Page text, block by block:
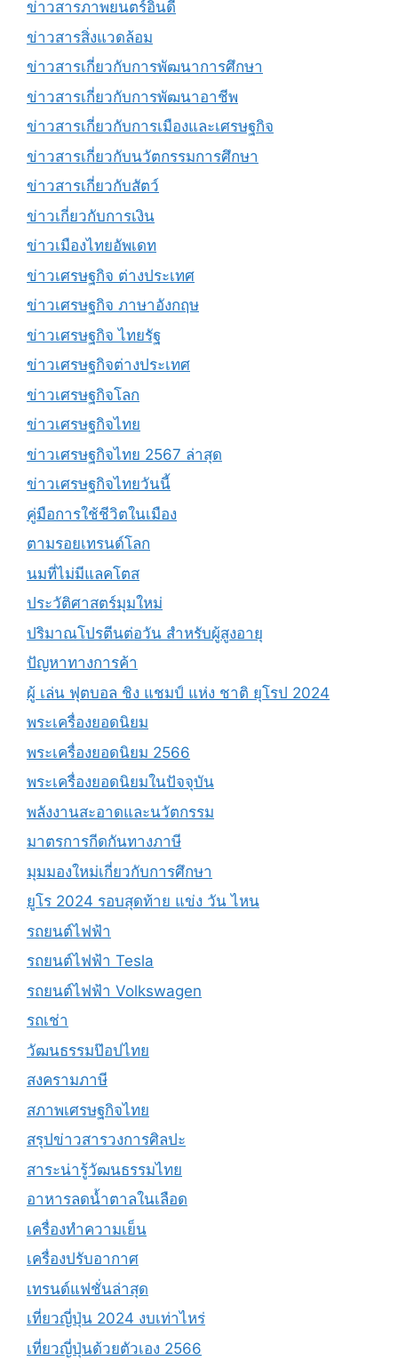
ข่าวสารภาพยนตร์อินดี้
ข่าวสารสิ่งแวดล้อม
ข่าวสารเกี่ยวกับการพัฒนาการศึกษา
ข่าวสารเกี่ยวกับการพัฒนาอาชีพ
ข่าวสารเกี่ยวกับการเมืองและเศรษฐกิจ
ข่าวสารเกี่ยวกับนวัตกรรมการศึกษา
ข่าวสารเกี่ยวกับสัตว์
ข่าวเกี่ยวกับการเงิน
ข่าวเมืองไทยอัพเดท
ข่าวเศรษฐกิจ ต่างประเทศ
ข่าวเศรษฐกิจ ภาษาอังกฤษ
ข่าวเศรษฐกิจ ไทยรัฐ
ข่าวเศรษฐกิจต่างประเทศ
ข่าวเศรษฐกิจโลก
ข่าวเศรษฐกิจไทย
ข่าวเศรษฐกิจไทย 2567 ล่าสุด
ข่าวเศรษฐกิจไทยวันนี้
คู่มือการใช้ชีวิตในเมือง
ตามรอยเทรนด์โลก
นมที่ไม่มีแลคโตส
ประวัติศาสตร์มุมใหม่
ปริมาณโปรตีนต่อวัน สำหรับผู้สูงอายุ
ปัญหาทางการค้า
ผู้ เล่น ฟุตบอล ชิง แชมป์ แห่ง ชาติ ยุโรป 2024
พระเครื่องยอดนิยม
พระเครื่องยอดนิยม 2566
พระเครื่องยอดนิยมในปัจจุบัน
พลังงานสะอาดและนวัตกรรม
มาตรการกีดกันทางภาษี
มุมมองใหม่เกี่ยวกับการศึกษา
ยูโร 2024 รอบสุดท้าย แข่ง วัน ไหน
รถยนต์ไฟฟ้า
รถยนต์ไฟฟ้า Tesla
รถยนต์ไฟฟ้า Volkswagen
รถเช่า
วัฒนธรรมป๊อปไทย
สงครามภาษี
สภาพเศรษฐกิจไทย
สรุปข่าวสารวงการศิลปะ
สาระน่ารู้วัฒนธรรมไทย
อาหารลดน้ำตาลในเลือด
เครื่องทำความเย็น
เครื่องปรับอากาศ
เทรนด์แฟชั่นล่าสุด
เที่ยวญี่ปุ่น 2024 งบเท่าไหร่
เที่ยวญี่ปุ่นด้วยตัวเอง 2566